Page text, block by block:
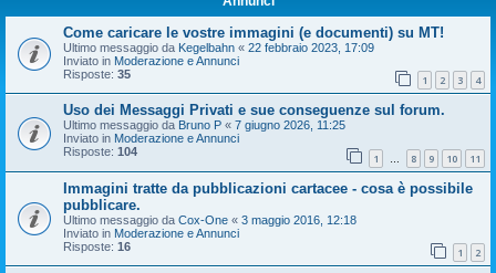
Come caricare le vostre immagini (e documenti) su MT!
Ultimo messaggio da Kegelbahn « 22 febbraio 2023, 17:09
Inviato in Moderazione e Annunci
Risposte: 35 1 2 3 4
Uso dei Messaggi Privati e sue conseguenze sul forum.
Ultimo messaggio da Bruno P « 7 giugno 2026, 11:25
Inviato in Moderazione e Annunci
Risposte: 104 1 … 8 9 10 11
Immagini tratte da pubblicazioni cartacee - cosa è possibile
pubblicare.
Ultimo messaggio da Cox-One « 3 maggio 2016, 12:18
Inviato in Moderazione e Annunci
Risposte: 16 1 2